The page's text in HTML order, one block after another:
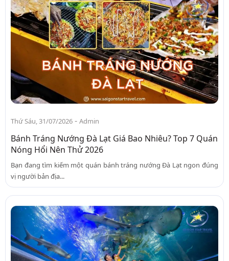
Thứ Sáu, 31/07/2026 - Admin
Bánh Tráng Nướng Đà Lạt Giá Bao Nhiêu? Top 7 Quán
Nóng Hổi Nên Thử 2026
Bạn đang tìm kiếm một quán bánh tráng nướng Đà Lạt ngon đúng
vị người bản địa...